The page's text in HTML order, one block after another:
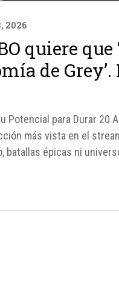
2026
quiere
de
Potencial para Durar 20
más vista en el
batallas épicas ni